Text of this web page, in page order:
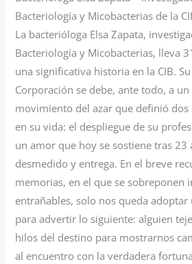
Bacteriología y Micobacterias de la
La bacterióloga Elsa Zapata,
Bacteriología y Micobacterias, lleva
una significativa historia en la CIB.
Corporación se debe, ante todo, a
movimiento del azar que definió dos
en su vida: el despliegue de su
un amor que hoy se sostiene tras 23
desmedido y entrega. En el breve
memorias, en el que se sobreponen
entrañables, solo nos queda
para advertir lo siguiente: alguien
hilos del destino para mostrarnos
al encuentro con la verdadera